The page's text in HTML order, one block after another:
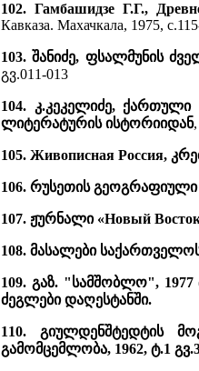
102. Гамбашидзе Г.Г.,
Кавказа. Махачкала, 1975,
103. შანიძე, ფსალმუნის
გვ.011-013
104. კ.კეკელიძე,
ლიტერატურის ისტორიიდან
105. Живописная Россия,
106. რუსეთის გეოგრაფიული
107. ჟურნალი «Новый
108. მასალები
109. გაზ. "სამშობლო",
ძეგლები დაღესტანში.
110. გიულდენშტედტის
გამომცემლობა, 1962, ტ.1